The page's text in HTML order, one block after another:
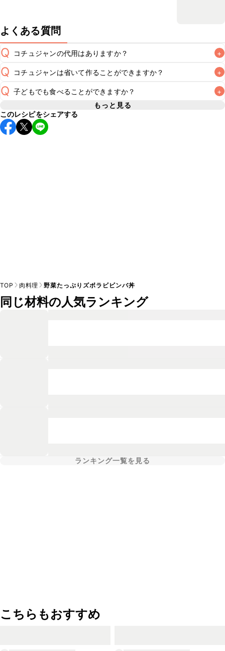
よくある質問
Q コチュジャンの代用はありますか？ +
A
Q コチュジャンは省いて作ることができますか？ +
A
使用量が少ない場合は省いてもお作りいただけますが、メイ
ンの味付けとして使用している場合は省くと味がぼやける可
能性があるため、 こちら
Q 子どもでも食べることができますか？ +
コチュジャンは甘辛い風味が特徴の食材なため、お子様や辛
い味付けが苦手な方は風味や刺激を強く感じる可能性がござ
います。使用する食材や味付けにつきましては普段のお子様
もっと見る
このレシピをシェアする
TOP 肉料理 野菜たっぷりズボラビビンバ丼
同じ材料の人気ランキング
ランキング一覧を見る
こちらもおすすめ